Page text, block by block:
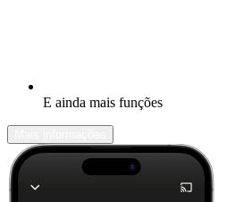
E ainda mais funções